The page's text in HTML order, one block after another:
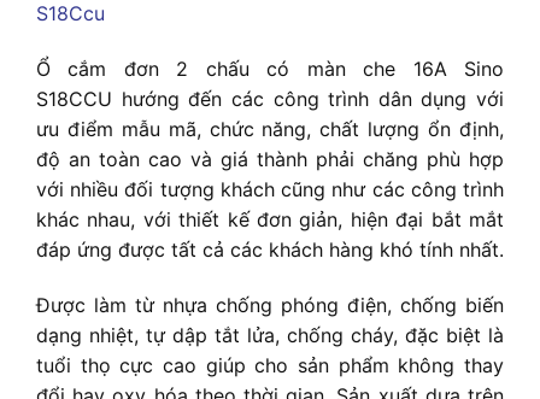
Ổ cắm đơn 2 chấu có màn che 16A Sino
S18CCU hướng đến các công trình dân dụng với
ưu điểm mẫu mã, chức năng, chất lượng ổn định,
độ an toàn cao và giá thành phải chăng phù hợp
với nhiều đối tượng khách cũng như các công trình
khác nhau, với thiết kế đơn giản, hiện đại bắt mắt
đáp ứng được tất cả các khách hàng khó tính nhất.
Được làm từ nhựa chống phóng điện, chống biến
dạng nhiệt, tự dập tắt lửa, chống cháy, đặc biệt là
tuổi thọ cực cao giúp cho sản phẩm không thay